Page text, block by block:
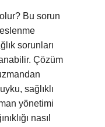
Bu sorun
sorunları
Çözüm
sağlıklı
yönetimi
nasıl